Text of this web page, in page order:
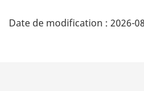
é
Date de modification : 2026-